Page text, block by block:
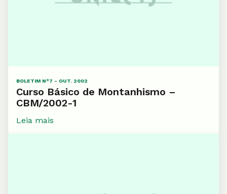
BOLETIM N°7 - OUT. 2002
Curso Básico de Montanhismo –
CBM/2002-1
Leia mais